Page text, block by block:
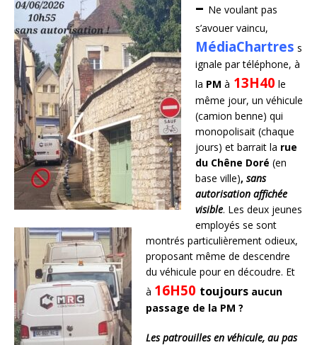
– Ne voulant pas
s’avouer vaincu,
MédiaChartres s
ignale par téléphone, à
la PM à 13H40 le
même jour, un véhicule
(camion benne) qui
monopolisait (chaque
jours) et barrait la rue
du Chêne Doré (en
base ville), sans
autorisation affichée
visible. Les deux jeunes
employés se sont
montrés particulièrement odieux,
proposant même de descendre
du véhicule pour en découdre. Et
à 16H50 toujours aucun
passage de la PM ?
Les patrouilles en véhicule, au pas